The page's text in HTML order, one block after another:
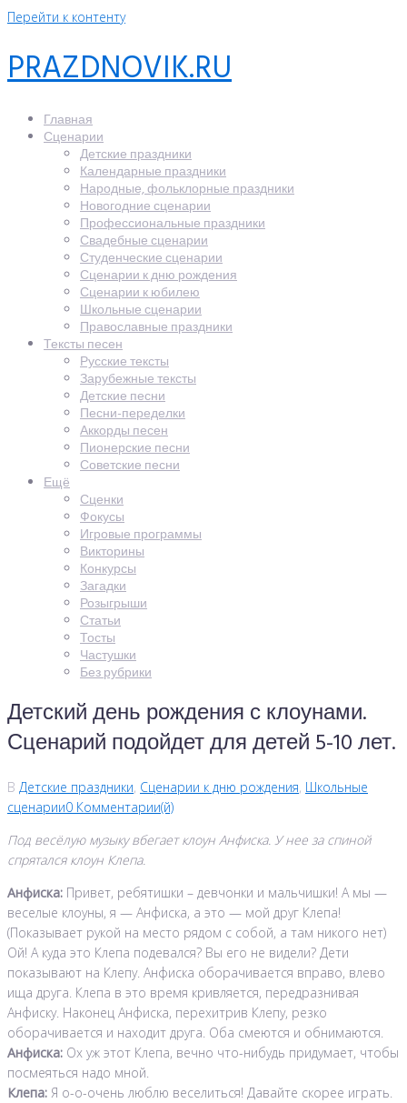
Перейти к контенту
PRAZDNOVIK.RU
Главная
Сценарии
Детские праздники
Календарные праздники
Народные, фольклорные праздники
Новогодние сценарии
Профессиональные праздники
Свадебные сценарии
Студенческие сценарии
Сценарии к дню рождения
Сценарии к юбилею
Школьные сценарии
Православные праздники
Тексты песен
Русские тексты
Зарубежные тексты
Детские песни
Песни-переделки
Аккорды песен
Пионерские песни
Советские песни
Ещё
Сценки
Фокусы
Игровые программы
Викторины
Конкурсы
Загадки
Розыгрыши
Статьи
Тосты
Частушки
Без рубрики
Детский день рождения с клоунами.
Сценарий подойдет для детей 5-10 лет.
В Детские праздники, Сценарии к дню рождения, Школьные
сценарии0 Комментарии(й)
Под весёлую музыку вбегает клоун Анфиска. У нее за спиной
спрятался клоун Клепа.
Анфиска: Привет, ребятишки – девчонки и мальчишки! А мы —
веселые клоуны, я — Анфиска, а это — мой друг Клепа!
(Показывает рукой на место рядом с собой, а там никого нет)
Ой! А куда это Клепа подевался? Вы его не видели? Дети
показывают на Клепу. Анфиска оборачивается вправо, влево
ища друга. Клепа в это время кривляется, передразнивая
Анфиску. Наконец Анфиска, перехитрив Клепу, резко
оборачивается и находит друга. Оба смеются и обнимаются.
Анфиска: Ох уж этот Клепа, вечно что-нибудь придумает, чтобы
посмеяться надо мной.
Клепа: Я о-о-очень люблю веселиться! Давайте скорее играть.